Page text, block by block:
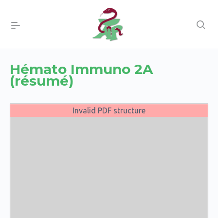
Hémato Immuno 2A
(résumé)
Invalid PDF structure